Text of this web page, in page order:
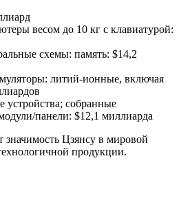
весом до 10 кг с клавиатурой:
схемы: память: $14,2
литий-ионные, включая
устройства; собранные
панели: $12,1 миллиарда
Цзянсу в мировой
продукции.